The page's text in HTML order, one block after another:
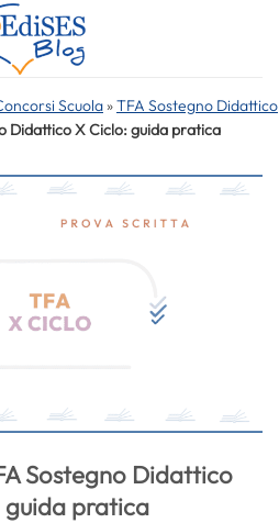
Scuola »TFA Sostegno Didattico
Didattico X Ciclo: guida pratica
Sostegno Didattico
guida pratica